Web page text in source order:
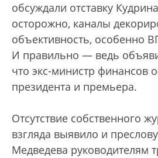
обсуждали отставку
осторожно, каналы
объективность, особенно
И правильно — ведь
что экс-министр финансов
президента и премьера.
Отсутствие собственного
взгляда выявило и
Медведева руководителям